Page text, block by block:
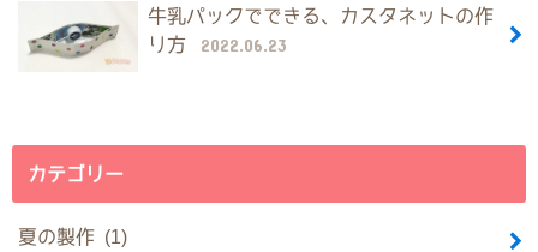
牛乳パックでできる、カスタネットの作
り方
2022.06.23
カテゴリー
夏の製作 (1)